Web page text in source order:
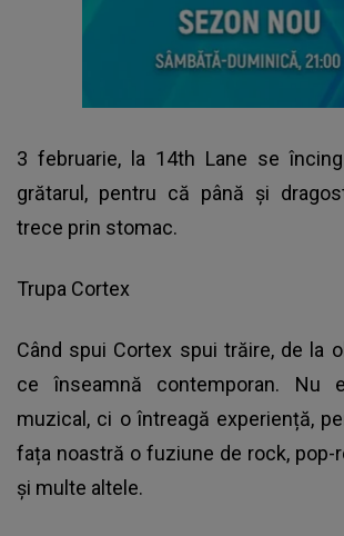
3 februarie, la 14th Lane se
grătarul, pentru că până și
trece prin stomac.
Trupa Cortex
Când spui Cortex spui trăire, de la
ce înseamnă contemporan.
muzical, ci o întreagă experiență,
fața noastră o fuziune de rock, pop-
și multe altele.